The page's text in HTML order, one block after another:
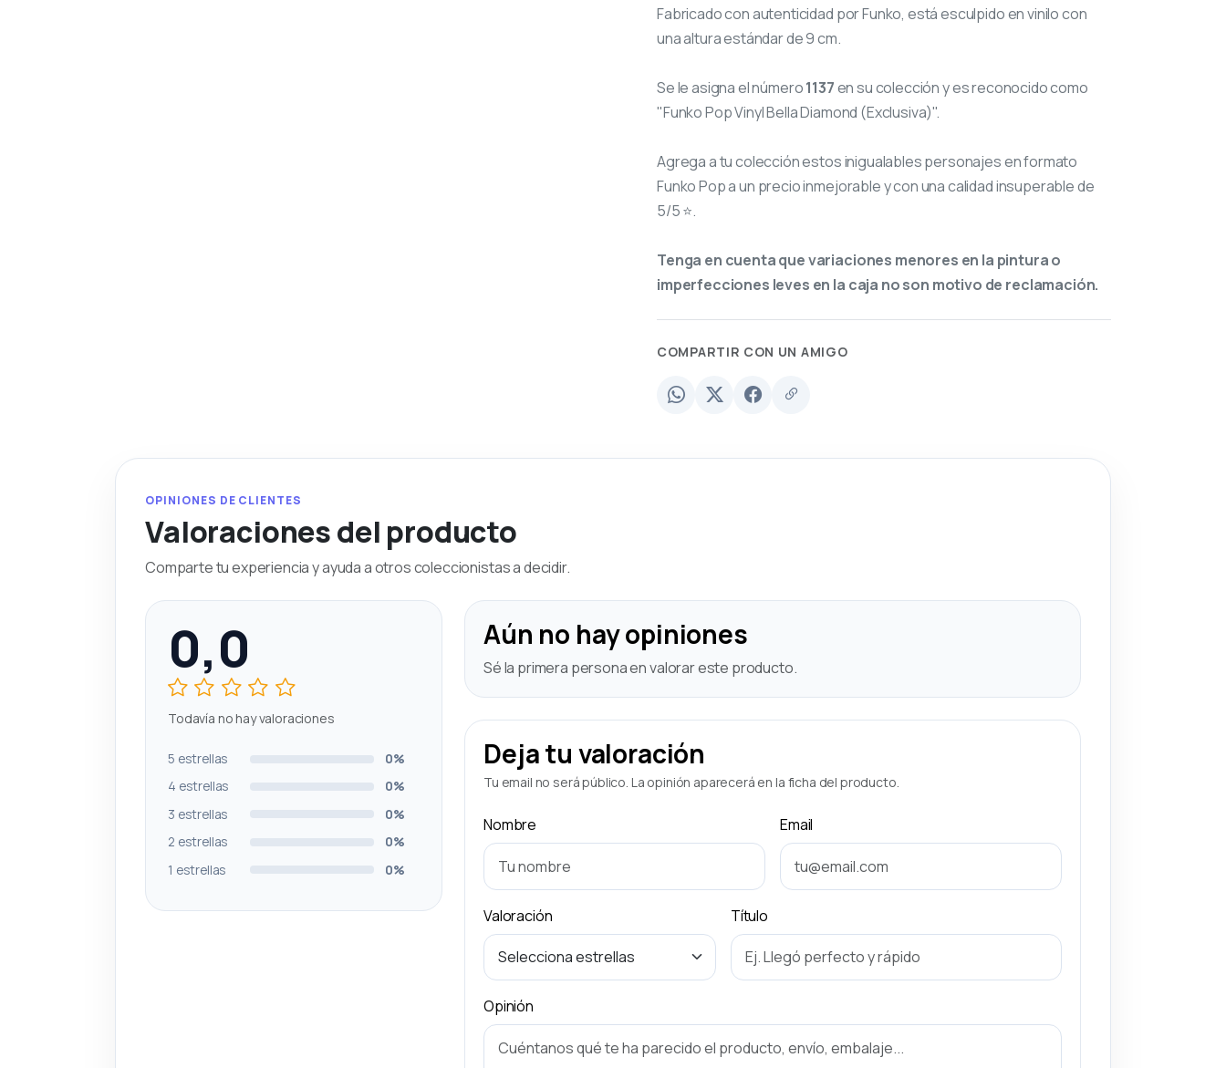
Fabricado con autenticidad por Funko, está esculpido en vinilo con
una altura estándar de 9 cm.
Se le asigna el número1137en su colección y es reconocido como
"Funko Pop Vinyl Bella Diamond (Exclusiva)".
Agrega a tu colección estos inigualables personajes en formato
Funko Pop a un precio inmejorable y con una calidad insuperable de
5/5 ⭐.
Tenga en cuenta que variaciones menores en la pintura o
imperfecciones leves en la caja no son motivo de reclamación.
COMPARTIR CON UN AMIGO
OPINIONES DE CLIENTES
Valoraciones del producto
Comparte tu experiencia y ayuda a otros coleccionistas a decidir.
0,0
Todavía no hay valoraciones
5 estrellas
0%
4 estrellas
0%
3 estrellas
0%
2 estrellas
0%
1 estrellas
0%
Aún no hay opiniones
Sé la primera persona en valorar este producto.
Deja tu valoración
Tu email no será público. La opinión aparecerá en la ficha del producto.
Nombre Email
Valoración Título
Opinión